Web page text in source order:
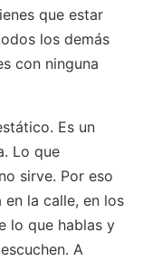
que estar
los demás
con ninguna
Es un
Lo que
sirve. Por eso
la calle, en los
lo que hablas y
A